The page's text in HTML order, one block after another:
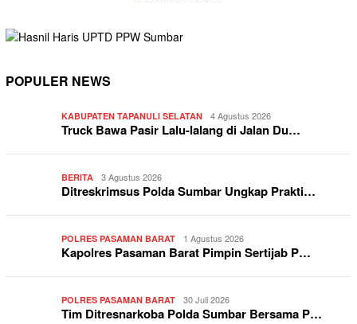
POPULER NEWS
KABUPATEN TAPANULI SELATAN 4 Agustus 2026
Truck Bawa Pasir Lalu-lalang di Jalan Du…
BERITA 3 Agustus 2026
Ditreskrimsus Polda Sumbar Ungkap Prakti…
POLRES PASAMAN BARAT 1 Agustus 2026
Kapolres Pasaman Barat Pimpin Sertijab P…
POLRES PASAMAN BARAT 30 Juli 2026
Tim Ditresnarkoba Polda Sumbar Bersama P…